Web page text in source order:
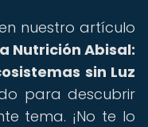
nuestro artículo
Nutrición Abisal:
sin Luz
para descubrir
tema. ¡No te lo